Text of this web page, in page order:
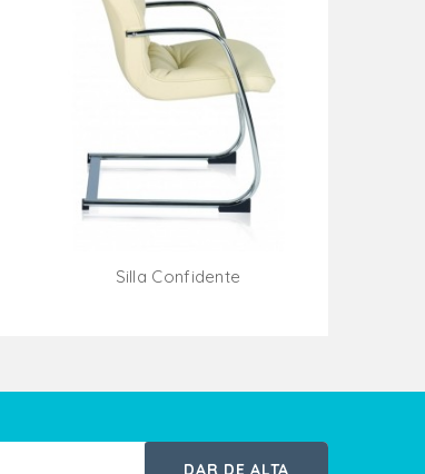
Silla Confidente
DAR DE ALTA